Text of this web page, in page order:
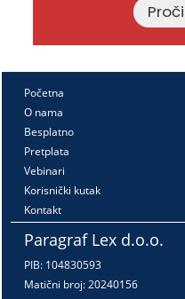
Početna
O nama
Besplatno
Pretplata
Vebinari
Korisnički kutak
Kontakt
Paragraf Lex d.o.o.
PIB: 104830593
Matični broj: 20240156